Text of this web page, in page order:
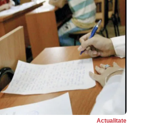
Actualitate